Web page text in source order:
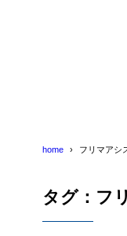
home フリマアシ
タグ：フ